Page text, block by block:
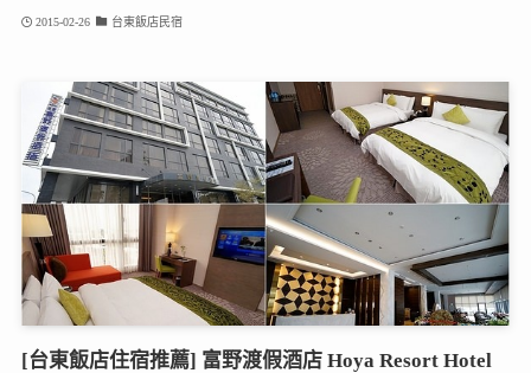
2015-02-26 台東飯店民宿
[台東飯店住宿推薦] 富野渡假酒店 Hoya Resort Hotel